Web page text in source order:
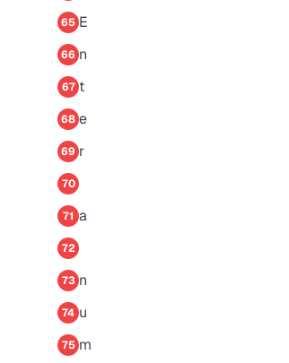
65 E
66 n
67 t
68 e
69 r
70
71 a
72
73 n
74 u
75 m